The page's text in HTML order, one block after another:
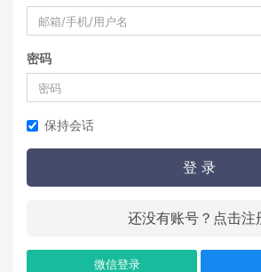
密码
保持会话
登 录
还没有账号？点击注
微信登录